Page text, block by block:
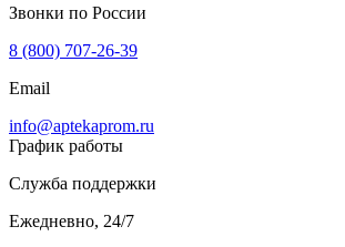
Звонки по России
8 (800) 707-26-39
Email
info@aptekaprom.ru
График работы
Служба поддержки
Ежедневно, 24/7